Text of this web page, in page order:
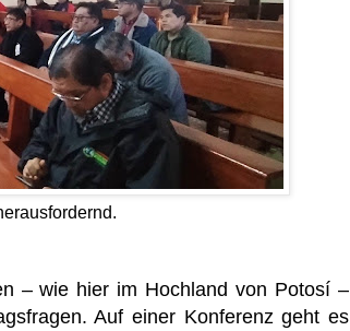
– wie hier im Hochland von Potosí –
Auf einer Konferenz geht es